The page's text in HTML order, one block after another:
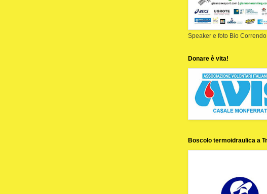
Speaker e foto Bio Correndo
Donare è vita!
Boscolo termoidraulica a